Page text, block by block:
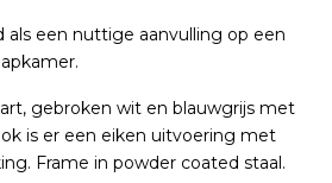
een nuttige aanvulling op een
gebroken wit en blauwgrijs met
is er een eiken uitvoering met
Frame in powder coated staal.